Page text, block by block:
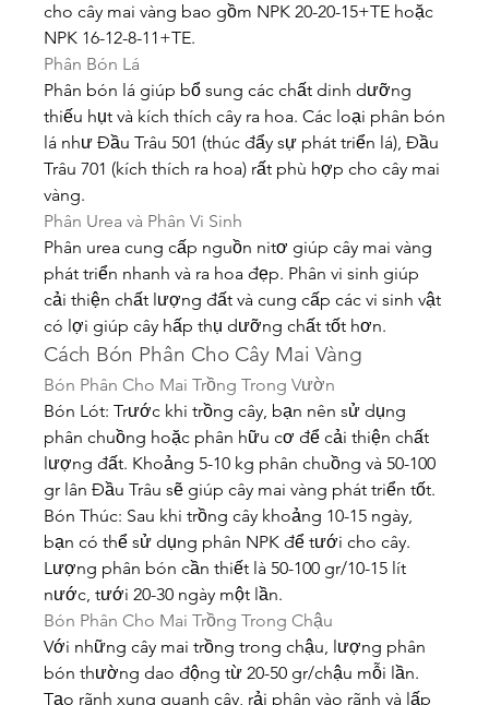
cho cây mai vàng bao gồm NPK 20-20-15+TE hoặc
NPK 16-12-8-11+TE.
Phân Bón Lá
Phân bón lá giúp bổ sung các chất dinh dưỡng
thiếu hụt và kích thích cây ra hoa. Các loại phân bón
lá như Đầu Trâu 501 (thúc đẩy sự phát triển lá), Đầu
Trâu 701 (kích thích ra hoa) rất phù hợp cho cây mai
vàng.
Phân Urea và Phân Vi Sinh
Phân urea cung cấp nguồn nitơ giúp cây mai vàng
phát triển nhanh và ra hoa đẹp. Phân vi sinh giúp
cải thiện chất lượng đất và cung cấp các vi sinh vật
có lợi giúp cây hấp thụ dưỡng chất tốt hơn.
Cách Bón Phân Cho Cây Mai Vàng
Bón Phân Cho Mai Trồng Trong Vườn
Bón Lót: Trước khi trồng cây, bạn nên sử dụng
phân chuồng hoặc phân hữu cơ để cải thiện chất
lượng đất. Khoảng 5-10 kg phân chuồng và 50-100
gr lân Đầu Trâu sẽ giúp cây mai vàng phát triển tốt.
Bón Thúc: Sau khi trồng cây khoảng 10-15 ngày,
bạn có thể sử dụng phân NPK để tưới cho cây.
Lượng phân bón cần thiết là 50-100 gr/10-15 lít
nước, tưới 20-30 ngày một lần.
Bón Phân Cho Mai Trồng Trong Chậu
Với những cây mai trồng trong chậu, lượng phân
bón thường dao động từ 20-50 gr/chậu mỗi lần.
Tạo rãnh xung quanh cây, rải phân vào rãnh và lấp